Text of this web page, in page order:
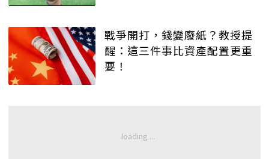
戰爭開打，錢變廢紙？教授提
醒：這三件事比資產配置更重
要！